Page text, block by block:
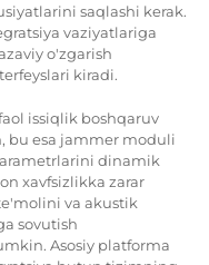
saqlashi kerak.
vaziyatlariga
o'zgarish
kiradi.
issiqlik boshqaruv
bu esa jammer moduli
dinamik
xavfsizlikka zarar
va akustik
sovutish
Asosiy platforma